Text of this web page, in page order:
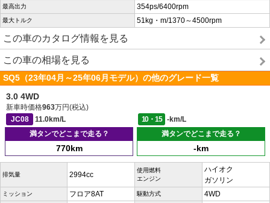
最高出力 354ps/6400rpm
最大トルク 51kg・m/1370～4500rpm
この車のカタログ情報を見る
この車の相場を見る
SQ5（23年04月～25年06月モデル）の他のグレード一覧
3.0 4WD
新車時価格963万円(税込)
JC08
11.0km/L 10・15
-km/L
満タンでどこまで走る？
770km
満タンでどこまで走る？
-km
排気量 2994cc
使用燃料
エンジン
ハイオク
ガソリン
ミッション フロア8AT 駆動方式 4WD